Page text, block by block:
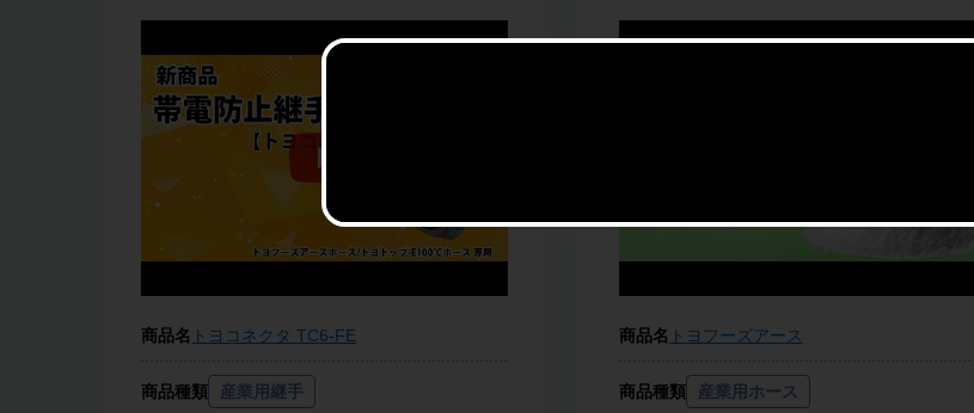
商品名 トヨコネクタ TC6-FE
商品種類 産業用継手
商品名 トヨフーズアース
商品種類 産業用ホース